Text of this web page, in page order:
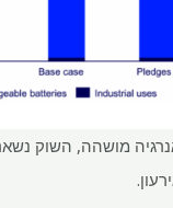
מושהה, השוק